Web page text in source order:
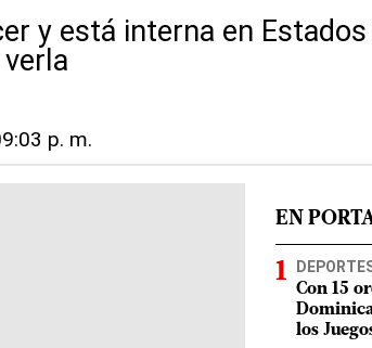
y está interna en
p. m.
EN
Con 15
los